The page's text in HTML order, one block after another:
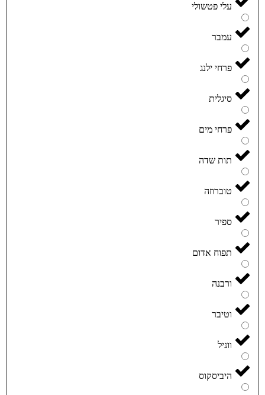
עלי פטשולי
עמבר
פרחי ילנג
סיגלית
פרחי מים
תות שדה
טוברוזה
ספיר
תפוח אדום
ורבנה
וטיבר
ווניל
היביסקוס